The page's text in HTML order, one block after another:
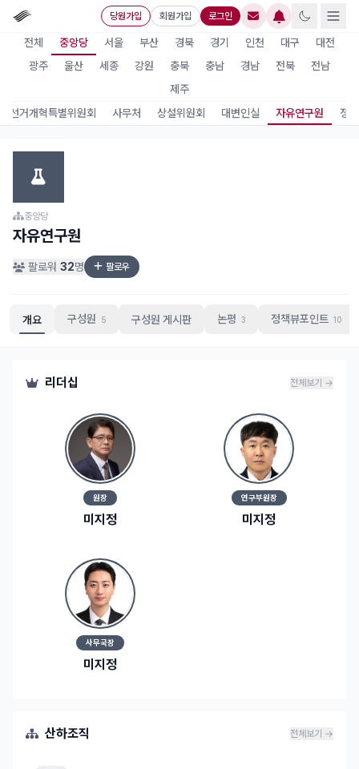
당원가입 회원가입 로그인
전체 중앙당 서울 부산 경북 경기 인천 대구
대전
광주
울산 세종 강원 충북 충남 경남 전북
전남
제주
선거개혁특별위원회
사무처 상설위원회 대변인실 자유연구원 정
중앙당
자유연구원
팔로워 32명 팔로우
개요 구성원 5 구성원 게시판 논평 3 정책뷰포인트 10
리더십 전체보기 →
원장
미지정
연구부원장
미지정
사무국장
미지정
산하조직 전체보기 →